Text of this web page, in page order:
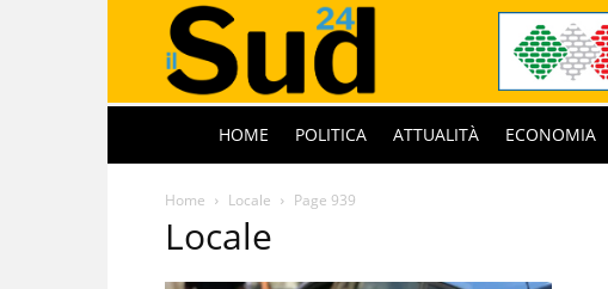
HOME POLITICA ATTUALITÀ ECONOMIA
Home Locale Page 939
Locale